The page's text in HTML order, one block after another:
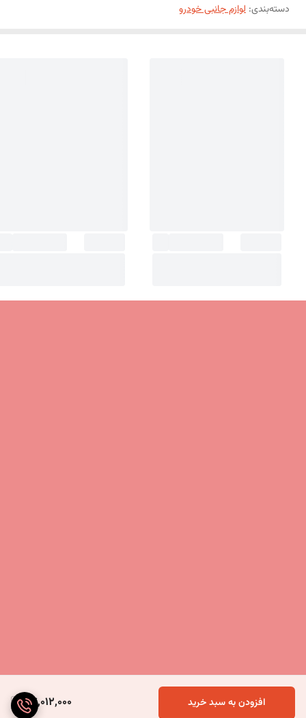
27,012,000 افزودن به سبد خرید
دسته‌بندی: لوازم جانبی خودرو